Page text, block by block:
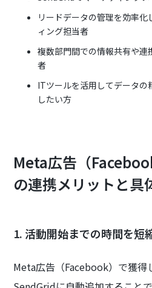
リードデータの管理を効率
ィング担当者
複数部門間での情報共有や
者
ITツールを活用してデータの
したい方
Meta広告（
の連携メリットと具
1. 活動開始までの時間を短
Meta広告（Facebook）で獲得